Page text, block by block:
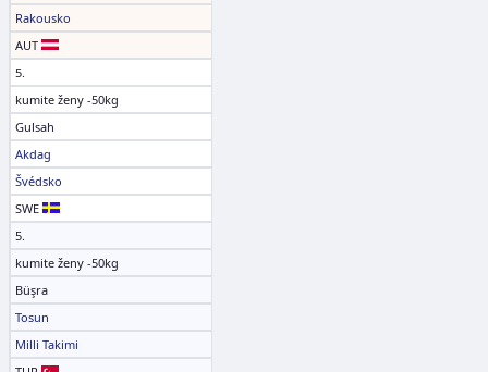
Rakousko
AUT
5.
kumite ženy -50kg
Gulsah
Akdag
Švédsko
SWE
5.
kumite ženy -50kg
Büşra
Tosun
Milli Takimi